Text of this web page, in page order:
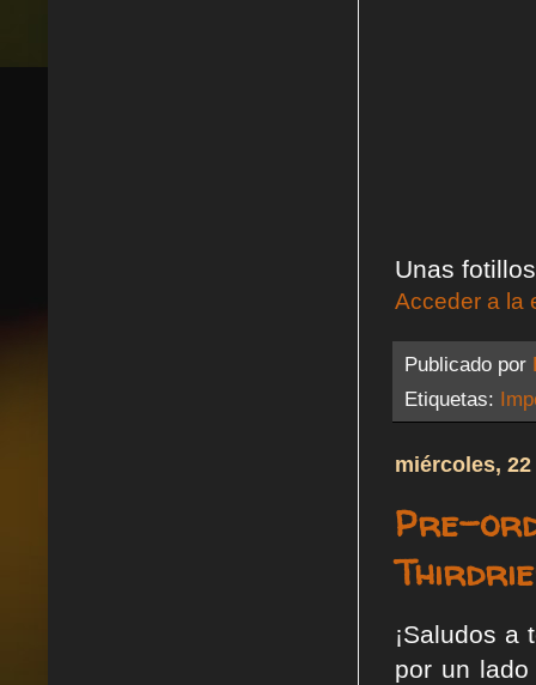
Unas
Acceder a la
Publicado por
Etiquetas:
miércoles,
Pre-
¡Saludos a
por un